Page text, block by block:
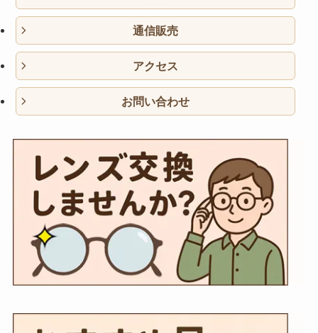
通信販売
アクセス
お問い合わせ